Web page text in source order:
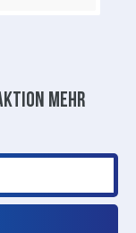
mehr